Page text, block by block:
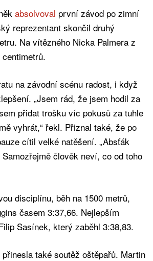
absolvoval první závod po zimní
reprezentant skončil druhý
Na vítězného Nicka Palmera z
na závodní scénu radost, i když
„Jsem rád, že jsem hodil za
přidat trošku víc pokusů za tuhle
vyhrát,“ řekl. Přiznal také, že po
cítil velké natěšení. „Absťák
člověk neví, co od toho
disciplínu, běh na 1500 metrů,
časem 3:37,66. Nejlepším
Sasínek, který zaběhl 3:38,83.
také soutěž oštěpařů. Martin